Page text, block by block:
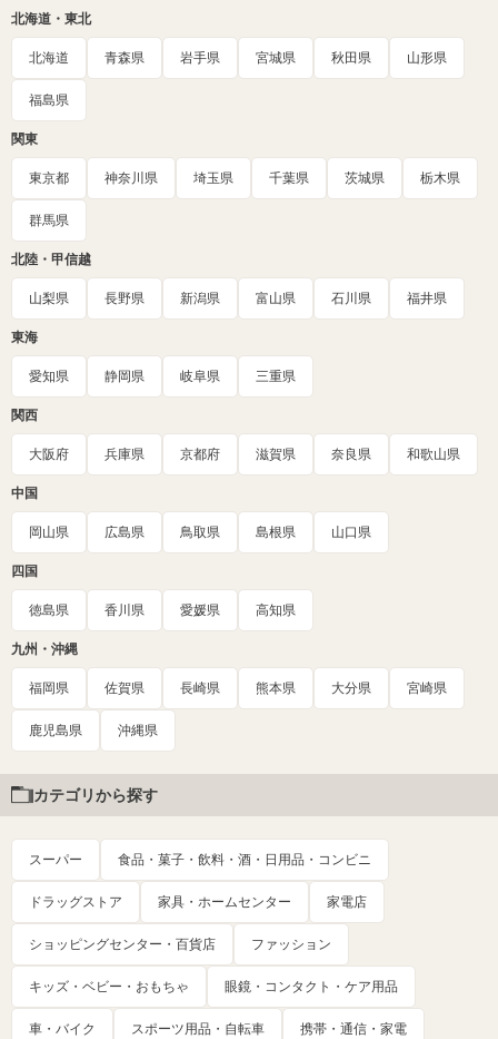
北海道・東北
北海道 青森県 岩手県 宮城県 秋田県 山形県
福島県
関東
東京都 神奈川県 埼玉県 千葉県 茨城県 栃木県
群馬県
北陸・甲信越
山梨県 長野県 新潟県 富山県 石川県 福井県
東海
愛知県 静岡県 岐阜県 三重県
関西
大阪府 兵庫県 京都府 滋賀県 奈良県 和歌山県
中国
岡山県 広島県 鳥取県 島根県 山口県
四国
徳島県 香川県 愛媛県 高知県
九州・沖縄
福岡県 佐賀県 長崎県 熊本県 大分県 宮崎県
鹿児島県 沖縄県
カテゴリから探す
スーパー 食品・菓子・飲料・酒・日用品・コンビニ
ドラッグストア 家具・ホームセンター 家電店
ショッピングセンター・百貨店 ファッション
キッズ・ベビー・おもちゃ 眼鏡・コンタクト・ケア用品
車・バイク スポーツ用品・自転車 携帯・通信・家電